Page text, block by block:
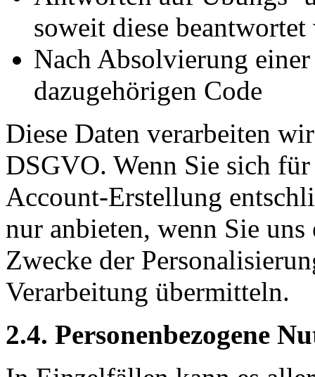
soweit diese
Nach Absolvierung
dazugehörigen Code
Diese Daten verarbeiten
DSGVO. Wenn Sie sich
Account-Erstellung
nur anbieten, wenn Sie
Zwecke der
Verarbeitung übermitteln.
2.4. Personenbezogene